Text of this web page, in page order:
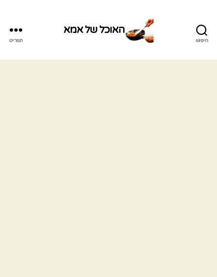
חיפוש
של
האוכל של אמא
תפריט